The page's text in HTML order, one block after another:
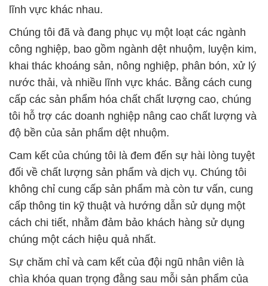
lĩnh vực khác nhau.
Chúng tôi đã và đang phục vụ một loạt các ngành
công nghiệp, bao gồm ngành dệt nhuộm, luyện kim,
khai thác khoáng sản, nông nghiệp, phân bón, xử lý
nước thải, và nhiều lĩnh vực khác. Bằng cách cung
cấp các sản phẩm hóa chất chất lượng cao, chúng
tôi hỗ trợ các doanh nghiệp nâng cao chất lượng và
độ bền của sản phẩm dệt nhuộm.
Cam kết của chúng tôi là đem đến sự hài lòng tuyệt
đối về chất lượng sản phẩm và dịch vụ. Chúng tôi
không chỉ cung cấp sản phẩm mà còn tư vấn, cung
cấp thông tin kỹ thuật và hướng dẫn sử dụng một
cách chi tiết, nhằm đảm bảo khách hàng sử dụng
chúng một cách hiệu quả nhất.
Sự chăm chỉ và cam kết của đội ngũ nhân viên là
chìa khóa quan trọng đằng sau mỗi sản phẩm của